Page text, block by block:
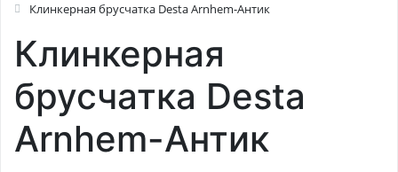
Клинкерная брусчатка Desta Arnhem-Антик
Клинкерная
брусчатка Desta
Arnhem-Антик